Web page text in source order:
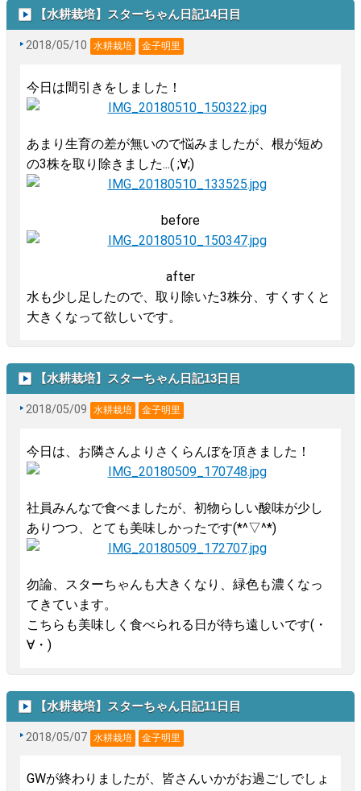
【水耕栽培】スターちゃん日記14日目
2018/05/10 水耕栽培 金子明里
今日は間引きをしました！
あまり生育の差が無いので悩みましたが、根が短め
の3株を取り除きました...( ;∀;)
before
after
水も少し足したので、取り除いた3株分、すくすくと
大きくなって欲しいです。
【水耕栽培】スターちゃん日記13日目
2018/05/09 水耕栽培 金子明里
今日は、お隣さんよりさくらんぼを頂きました！
社員みんなで食べましたが、初物らしい酸味が少し
ありつつ、とても美味しかったです(*^▽^*)
勿論、スターちゃんも大きくなり、緑色も濃くなっ
てきています。
こちらも美味しく食べられる日が待ち遠しいです(・
∀・)
【水耕栽培】スターちゃん日記11日目
2018/05/07 水耕栽培 金子明里
GWが終わりましたが、皆さんいかがお過ごしでしょ